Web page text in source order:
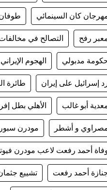
كان السينمائي
رفح التصالح في مخالفات
مدبولي الهجوم الإيراني
إسرائيل على إيران طائرة
أبو غالب الأهلي بطل
و أشطر مودرن
أحمد رفعت لاعب مودرن
أحمد رفعت تشييع